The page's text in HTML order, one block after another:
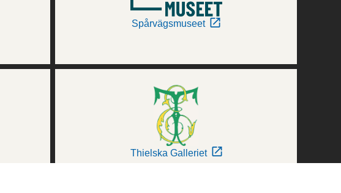
Spårvägsmuseet
Thielska Galleriet